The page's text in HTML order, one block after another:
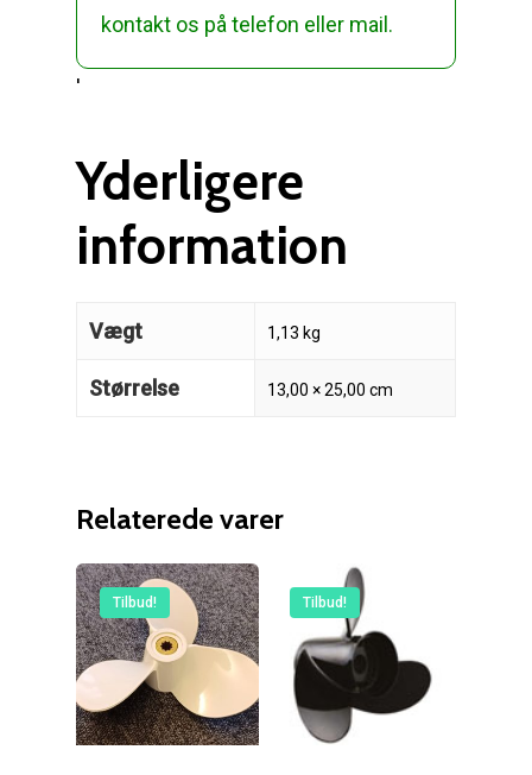
kontakt os på telefon eller mail.
'
Yderligere
information
Vægt 1,13 kg
Størrelse 13,00 × 25,00 cm
Relaterede varer
Tilbud! Tilbud!
Reparation
Om reparation
Før / efter
Guides
Aksler i tommer
Shop